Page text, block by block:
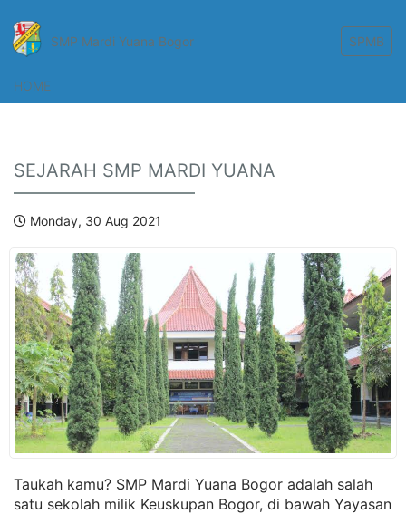
SMP Mardi Yuana Bogor SPMB
HOME
SEJARAH SMP MARDI YUANA
Monday, 30 Aug 2021
Taukah kamu? SMP Mardi Yuana Bogor adalah salah
satu sekolah milik Keuskupan Bogor, di bawah Yayasan